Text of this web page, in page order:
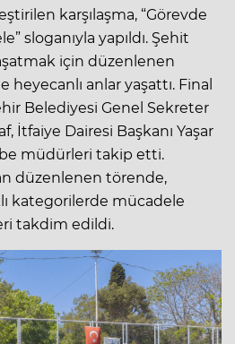
karşılaşma, “Görevde
sloganıyla yapıldı. Şehit
için düzenlenen
anlar yaşattı. Final
Belediyesi Genel Sekreter
İtfaiye Dairesi Başkanı Yaşar
müdürleri takip etti.
düzenlenen törende,
kategorilerde mücadele
takdim edildi.